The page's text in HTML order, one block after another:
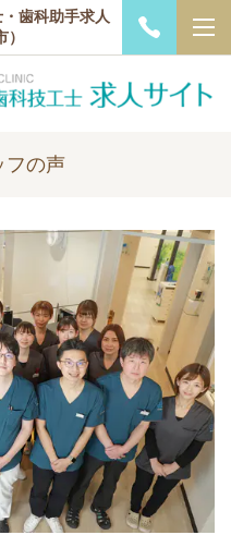
歯科助手求人
フの声